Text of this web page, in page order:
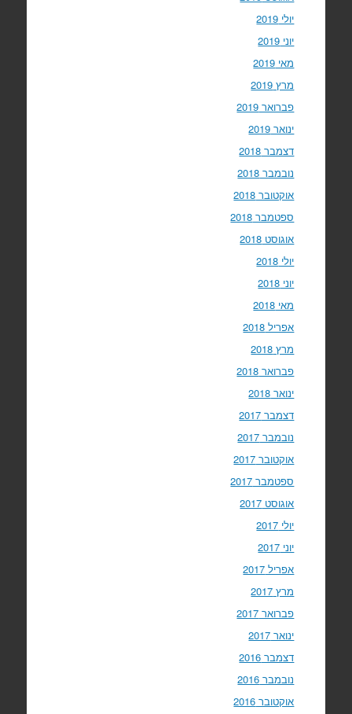
יולי 2019
יוני 2019
מאי 2019
מרץ 2019
פברואר 2019
ינואר 2019
דצמבר 2018
נובמבר 2018
אוקטובר 2018
ספטמבר 2018
אוגוסט 2018
יולי 2018
יוני 2018
מאי 2018
אפריל 2018
מרץ 2018
פברואר 2018
ינואר 2018
דצמבר 2017
נובמבר 2017
אוקטובר 2017
ספטמבר 2017
אוגוסט 2017
יולי 2017
יוני 2017
אפריל 2017
מרץ 2017
פברואר 2017
ינואר 2017
דצמבר 2016
נובמבר 2016
אוקטובר 2016